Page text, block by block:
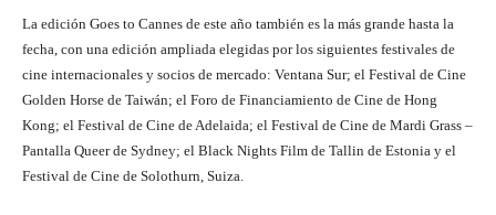
La edición Goes to Cannes de este año también es la más grande hasta la
fecha, con una edición ampliada elegidas por los siguientes festivales de
cine internacionales y socios de mercado: Ventana Sur; el Festival de Cine
Golden Horse de Taiwán; el Foro de Financiamiento de Cine de Hong
Kong; el Festival de Cine de Adelaida; el Festival de Cine de Mardi Grass –
Pantalla Queer de Sydney; el Black Nights Film de Tallin de Estonia y el
Festival de Cine de Solothurn, Suiza.